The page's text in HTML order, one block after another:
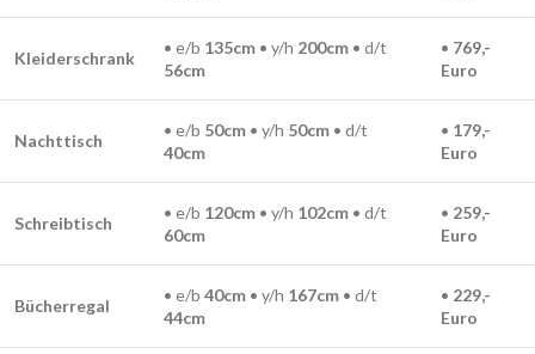
Kleiderschrank
• e/b 135cm • y/h 200cm • d/t
56cm
• 769,-
Euro
Nachttisch
• e/b 50cm • y/h 50cm • d/t
40cm
• 179,-
Euro
Schreibtisch
• e/b 120cm • y/h 102cm • d/t
60cm
• 259,-
Euro
Bücherregal
• e/b 40cm • y/h 167cm • d/t
44cm
• 229,-
Euro